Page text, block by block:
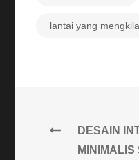
lantai yang
DESAIN
MINIMALIS